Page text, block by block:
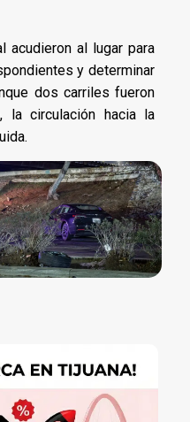
acudieron al lugar para
y determinar
dos carriles fueron
la circulación hacia la